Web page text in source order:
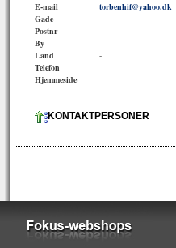
E-mail
torbenhif@yahoo.dk
Gade
Postnr
By
Land
-
Telefon
Hjemmeside
KONTAKTPERSONER